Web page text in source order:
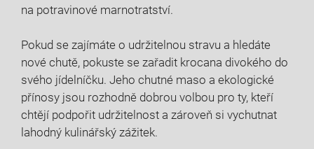
na potravinové marnotratství.
Pokud se zajímáte o udržitelnou stravu a hledáte
nové chutě, pokuste se zařadit krocana divokého do
svého jídelníčku. Jeho chutné maso a ekologické
přínosy jsou rozhodně dobrou volbou pro ty, kteří
chtějí podpořit udržitelnost a zároveň si vychutnat
lahodný kulinářský zážitek.